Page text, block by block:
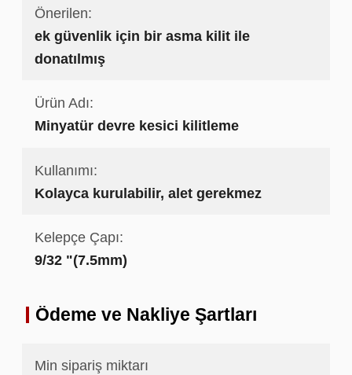
Önerilen:
ek güvenlik için bir asma kilit ile
donatılmış
Ürün Adı:
Minyatür devre kesici kilitleme
Kullanımı:
Kolayca kurulabilir, alet gerekmez
Kelepçe Çapı:
9/32 "(7.5mm)
Ödeme ve Nakliye Şartları
Min sipariş miktarı